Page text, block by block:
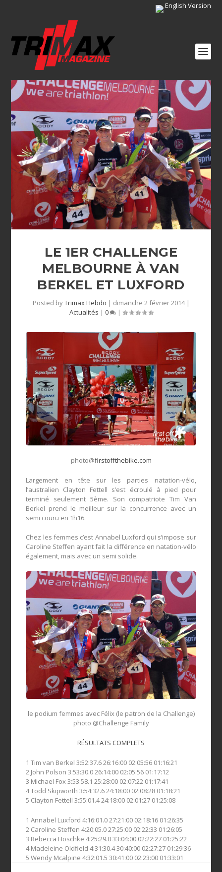
English Version
LE 1ER CHALLENGE
MELBOURNE À VAN
BERKEL ET LUXFORD
Posted byTrimax Hebdo | dimanche 2 février 2014|
Actualités | 0 |
photo@firstoffthebike.com
Largement en tête sur les parties natation-vélo,
l’australien Clayton Fettell s’est écroulé à pied pour
terminé seulement 5ème. Son compatriote Tim Van
Berkel prend le meilleur sur la concurrence avec un
semi couru en 1h16.
Chez les femmes c’est Annabel Luxford qui s’impose sur
Caroline Steffen ayant fait la différence en natation-vélo
également, mais avec un semi solide.
le podium femmes avec Félix (le patron de la Challenge)
photo @Challenge Family
RÉSULTATS COMPLETS
1 Tim van Berkel 3:52:37.6 26:16:00 02:05:56 01:16:21
2 John Polson 3:53:30.0 26:14:00 02:05:56 01:17:12
3 Michael Fox 3:53:58.1 25:28:00 02:07:22 01:17:41
4 Todd Skipworth 3:54:32.6 24:18:00 02:08:28 01:18:21
5 Clayton Fettell 3:55:01.4 24:18:00 02:01:27 01:25:08
1 Annabel Luxford 4:16:01.0 27:21:00 02:18:16 01:26:35
2 Caroline Steffen 4:20:05.0 27:25:00 02:22:33 01:26:05
3 Rebecca Hoschke 4:25:29.0 33:04:00 02:22:27 01:25:22
4 Madeleine Oldfield 4:31:30.4 30:40:00 02:27:27 01:29:36
5 Wendy Mcalpine 4:32:01.5 30:41:00 02:23:00 01:33:01